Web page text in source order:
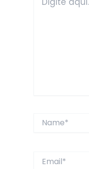
aqui...